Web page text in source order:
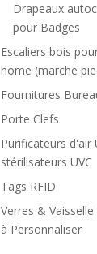
Drapeaux
pour Badges
Escaliers bois
home (marche
Fournitures
Porte Clefs
Purificateurs d'air
stérilisateurs UVC
Tags RFID
Verres &
à Personnaliser